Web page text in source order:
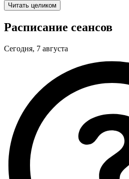
Читать целиком
Расписание сеансов
Сегодня, 7 августа